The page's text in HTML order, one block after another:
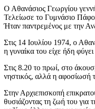
Ο Αθανάσιος Γεωργίου
Τελείωσε το Γυμνάσιο
Ήταν παντρεμένος με την
Στις 14 Ιουλίου 1974, ο
η γυναίκα του είχε ήδη
Στις 8.20 το πρωί, στο
νηστικός, αλλά η αφοσίωσή
Στην Αρχιεπισκοπή
θυσιάζοντας τη ζωή του